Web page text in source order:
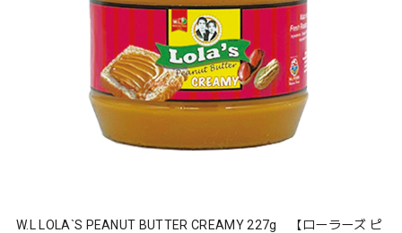
W.L LOLA`S PEANUT BUTTER CREAMY 227g 【ローラーズ ピ